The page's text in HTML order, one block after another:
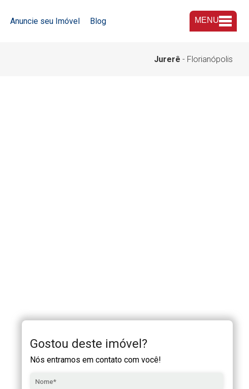
Anuncie seu Imóvel Blog MENU
Jurerê - Florianópolis
Gostou deste imóvel?
Nós entramos em contato com você!